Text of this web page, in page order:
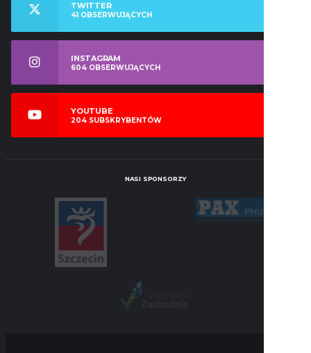
TWITTER
41 OBSERWUJĄCYCH
INSTAGRAM
604 OBSERWUJĄCYCH
YOUTUBE
204 SUBSKRYBENTÓW
NASI SPONSORZY